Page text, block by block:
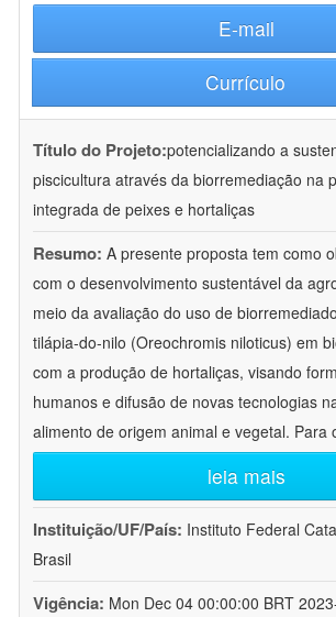
E-mail
Currículo
Título do Projeto:potencializando a
piscicultura através da biorremediação na
integrada de peixes e hortaliças
Resumo: A presente proposta tem como
com o desenvolvimento sustentável da
meio da avaliação do uso de
tilápia-do-nilo (Oreochromis niloticus) em
com a produção de hortaliças, visando
humanos e difusão de novas tecnologias
alimento de origem animal e vegetal. Para
leia mais
Instituição/UF/País: Instituto Federal
Brasil
Vigência: Mon Dec 04 00:00:00 BRT